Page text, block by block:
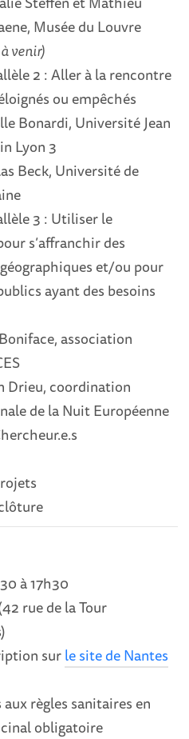
Musée du Louvre
venir)
2 : Aller à la rencontre
ou empêchés
Bonardi, Université Jean
Lyon 3
Beck, Université de
3 : Utiliser le
s’affranchir des
et/ou pour
ayant des besoins
association
Drieu, coordination
de la Nuit Européenne
à 17h30
rue de la Tour
surle site de Nantes
règles sanitaires en
obligatoire